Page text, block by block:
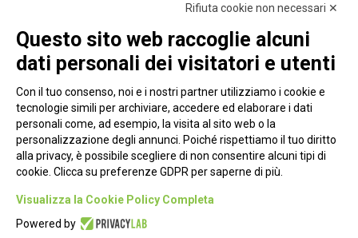
Piazza Alessandria, 24 - 00198 Roma
Privacy Policy
Rifiuta cookie non necessari ✕
Questo sito web raccoglie alcuni
dati personali dei visitatori e utenti
Con il tuo consenso, noi e i nostri partner utilizziamo i cookie e
tecnologie simili per archiviare, accedere ed elaborare i dati
personali come, ad esempio, la visita al sito web o la
personalizzazione degli annunci. Poiché rispettiamo il tuo diritto
alla privacy, è possibile scegliere di non consentire alcuni tipi di
cookie. Clicca su preferenze GDPR per saperne di più.
Visualizza la Cookie Policy Completa
Powered by